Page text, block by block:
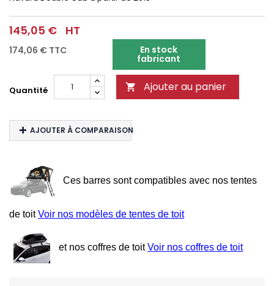
145,05 € HT
174,06 € TTC En stock
fabricant
Quantité  Ajouter au panier
AJOUTER À COMPARAISON
Ces barres sont compatibles avec nos tentes
de toitVoir nos modèles de tentes de toit
et nos coffres de toitVoir nos coffres de toit